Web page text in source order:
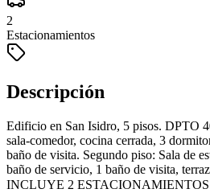
2
Estacionamientos
Descripción
Edificio en San Isidro, 5 pisos. DPTO
sala-comedor, cocina cerrada, 3
baño de visita. Segundo piso: Sala de
baño de servicio, 1 baño de visita,
INCLUYE 2